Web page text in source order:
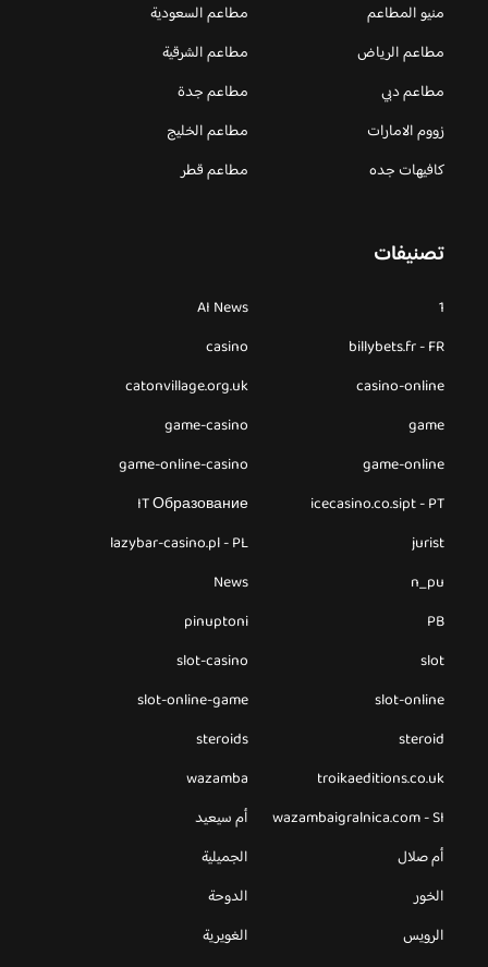
منيو المطاعم
مطاعم السعودية
مطاعم الرياض
مطاعم الشرقية
مطاعم دبي
مطاعم جدة
زووم الامارات
مطاعم الخليج
كافيهات جده
مطاعم قطر
تصنيفات
1
AI News
billybets.fr - FR
casino
casino-online
catonvillage.org.uk
game
game-casino
game-online
game-online-casino
icecasino.co.sipt - PT
IT Образование
jurist
lazybar-casino.pl - PL
n_pu
News
PB
pinuptoni
slot
slot-casino
slot-online
slot-online-game
steroid
steroids
troikaeditions.co.uk
wazamba
wazambaigralnica.com - SI
أم سيعيد
أم صلال
الجميلية
الخور
الدوحة
الرويس
الغويرية